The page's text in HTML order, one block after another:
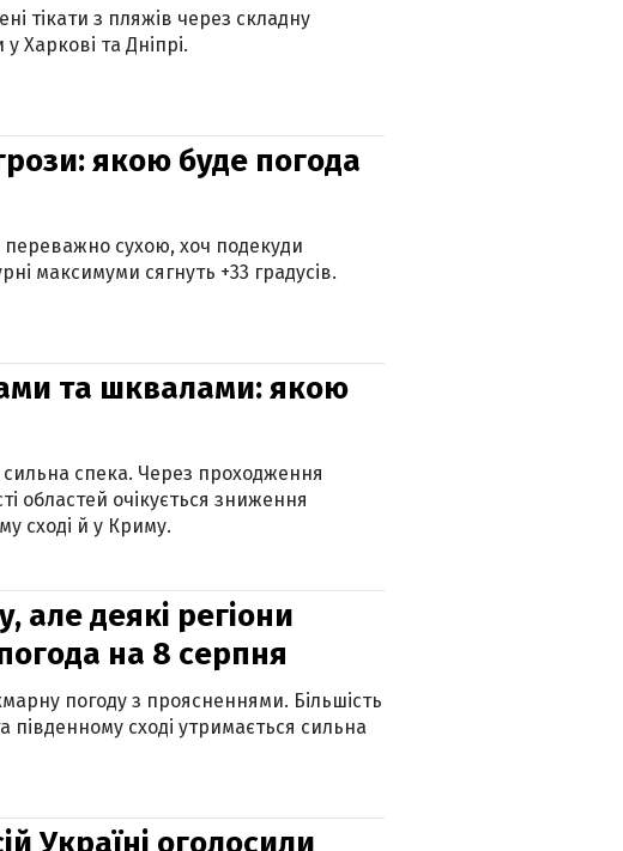
тікати з пляжів через складну
Харкові та Дніпрі.
якою буде погода
сухою, хоч подекуди
максимуми сягнуть +33 градусів.
та шквалами: якою
спека. Через проходження
областей очікується зниження
сході й у Криму.
але деякі регіони
на 8 серпня
погоду з проясненнями. Більшість
південному сході утримається сильна
Україні оголосили